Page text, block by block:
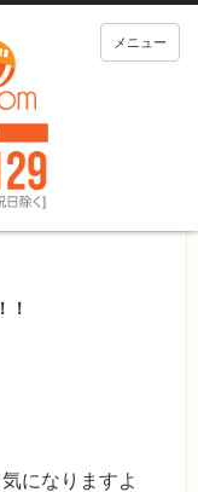
メニュー
！
になりますよ